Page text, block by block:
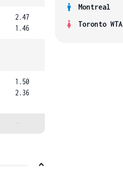
2.47
1.46
1.50
2.36
-
Montreal
Toronto WTA